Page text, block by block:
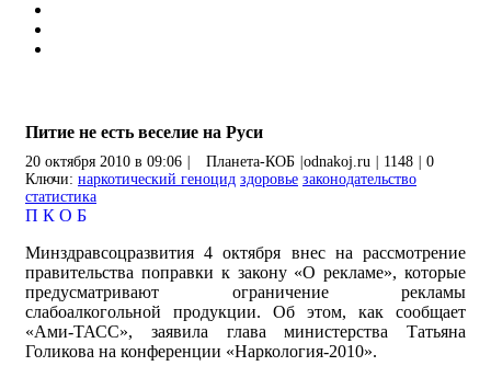
Питие не есть веселие на Руси
20 октября 2010 в 09:06 Планета-КОБ odnakoj.ru 1148
0
Ключи: наркотический геноцид здоровье законодательство
статистика
П К О Б
Минздравсоцразвития 4 октября внес на рассмотрение
правительства поправки к закону «О рекламе», которые
предусматривают ограничение рекламы
слабоалкогольной продукции. Об этом, как сообщает
«Ами-ТАСС», заявила глава министерства Татьяна
Голикова на конференции «Наркология-2010».